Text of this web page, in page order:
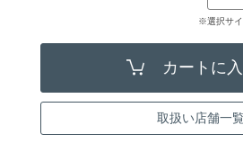
※選択サイ
取扱い店舗一